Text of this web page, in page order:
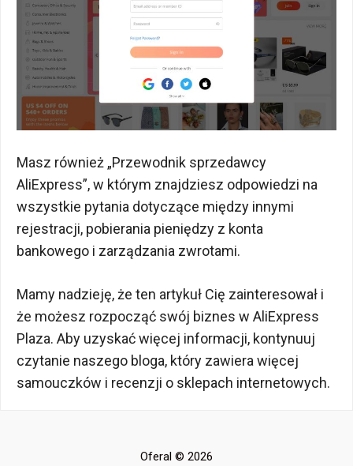
Masz również „Przewodnik sprzedawcy
AliExpress”, w którym znajdziesz odpowiedzi na
wszystkie pytania dotyczące między innymi
rejestracji, pobierania pieniędzy z konta
bankowego i zarządzania zwrotami.
Mamy nadzieję, że ten artykuł Cię zainteresował i
że możesz rozpocząć swój biznes w AliExpress
Plaza. Aby uzyskać więcej informacji, kontynuuj
czytanie naszego bloga, który zawiera więcej
samouczków i recenzji o sklepach internetowych.
Oferal © 2026